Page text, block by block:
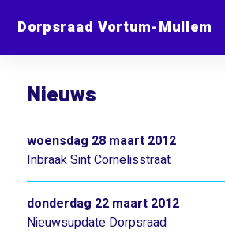
Dorpsraad Vortum-Mullem
Nieuws
Inbraak Sint Cornelisstraat
woensdag 28 maart 2012
Nieuwsupdate Dorpsraad
donderdag 22 maart 2012